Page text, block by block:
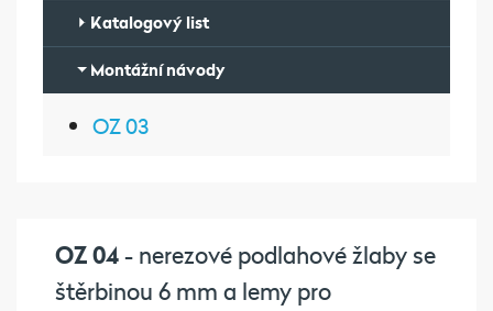
Katalogový list
Montážní návody
OZ 03
OZ 04- nerezové podlahové žlaby se
štěrbinou 6 mm a lemy pro